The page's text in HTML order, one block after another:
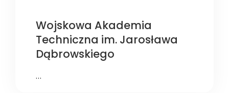
Wojskowa Akademia
Techniczna im. Jarosława
Dąbrowskiego
…